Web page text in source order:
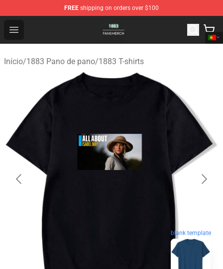
FREE shipping on orders over $100
Open menu
1883 Shop - Official 1883 Merchandise Store
Início/1883 Pano de pano/1883 T-shirts
blank template